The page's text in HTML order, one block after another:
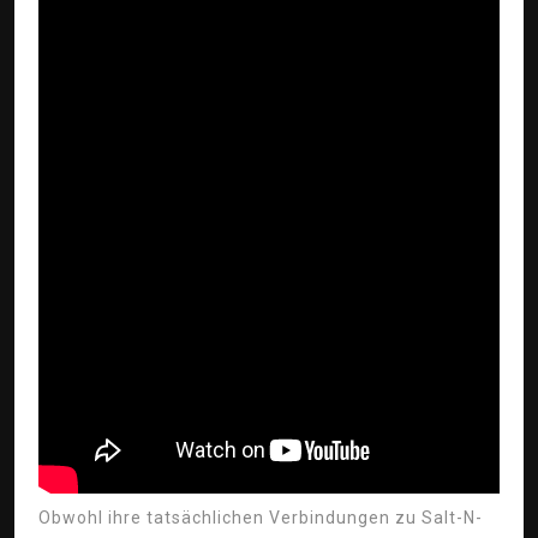
Obwohl ihre tatsächlichen Verbindungen zu Salt-N-